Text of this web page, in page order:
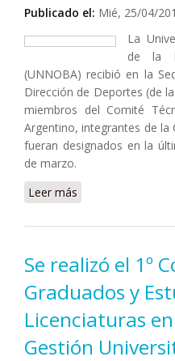
Publicado el: Mié, 25/04/
La
de la
(UNNOBA) recibió en la
Dirección de Deportes (de
miembros del Comité
Argentino, integrantes de la
fueran designados en la
de marzo.
Leer más
Universitario
Se realizó el 1º
Graduados y
Licenciaturas
Gestión